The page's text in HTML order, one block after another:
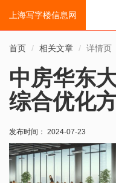
上海写字楼信息网
首页 相关文章 详情页
中房华东
综合优化
发布时间： 2024-07-23